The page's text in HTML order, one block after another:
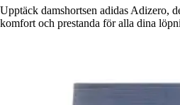
Upptäck damshortsen adidas Adizero,
komfort och prestanda för alla dina